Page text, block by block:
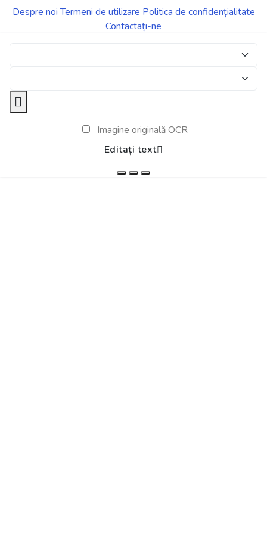
Despre noi Termeni de utilizare Politica de confidențialitate
Contactați-ne
Imagine originală OCR
Editați text